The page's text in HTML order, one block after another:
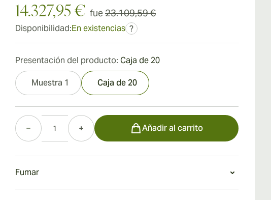
14.327,95 € fue23.109,59 €
Disponibilidad:En existencias ?
Presentación del producto: Caja de 20
Muestra 1 Caja de 20
Cantidad
Añadir al carrito
Fumar